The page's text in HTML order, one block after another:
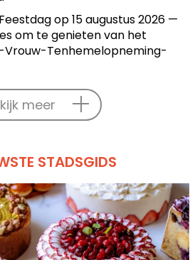
op 15 augustus 2026 —
om te genieten van het
Vrouw-Tenhemelopneming-
meer
STADSGIDS